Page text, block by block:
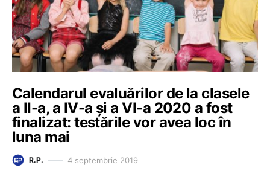
Calendarul evaluărilor de la clasele
a II-a, a IV-a și a VI-a 2020 a fost
finalizat: testările vor avea loc în
luna mai
R.P. 4 septembrie 2019